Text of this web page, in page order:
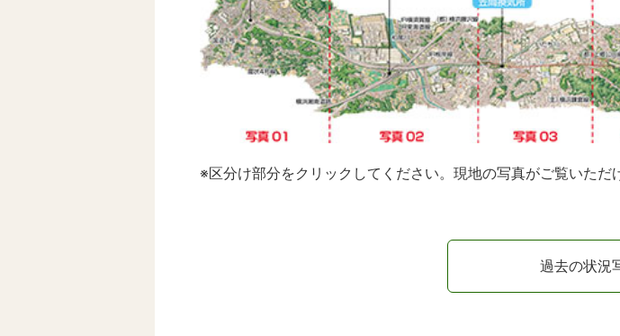
※区分け部分をクリックしてください。現地の写真がご覧いただ
過去の状況